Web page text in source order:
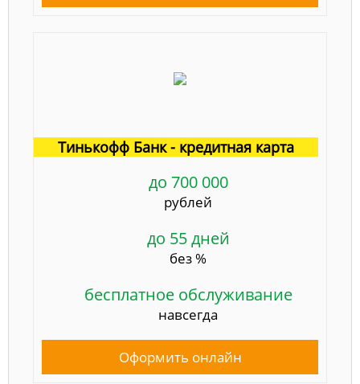
Тинькофф Банк - кредитная карта
до 700 000
рублей
до 55 дней
без %
бесплатное обслуживание
навсегда
Оформить онлайн